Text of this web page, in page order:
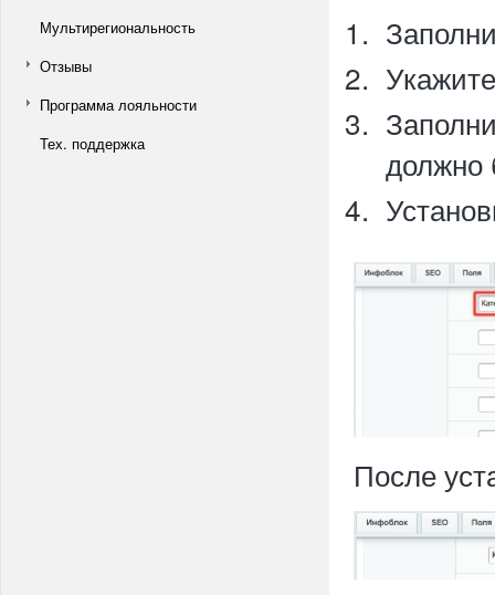
Мультирегиональность
Отзывы
Программа лояльности
Тех. поддержка
должно
После